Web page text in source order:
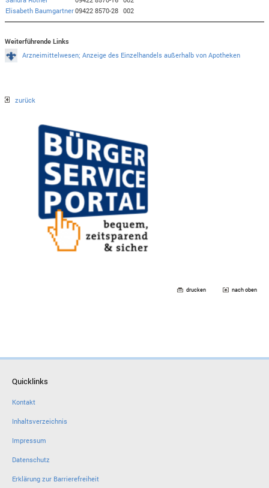
Elisabeth Baumgartner09422 8570-28 002
Weiterführende Links
Arzneimittelwesen; Anzeige des Einzelhandels außerhalb von Apotheken
zurück
drucken nach oben
Quicklinks
Kontakt
Inhaltsverzeichnis
Impressum
Datenschutz
Erklärung zur Barrierefreiheit